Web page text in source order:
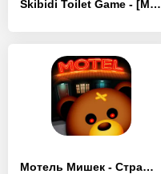
Skibidi Toilet Game - [MOD Бесконечные деньги]
Мотель Мишек - Страшный Хоррор - [MOD Бесконечные деньги]